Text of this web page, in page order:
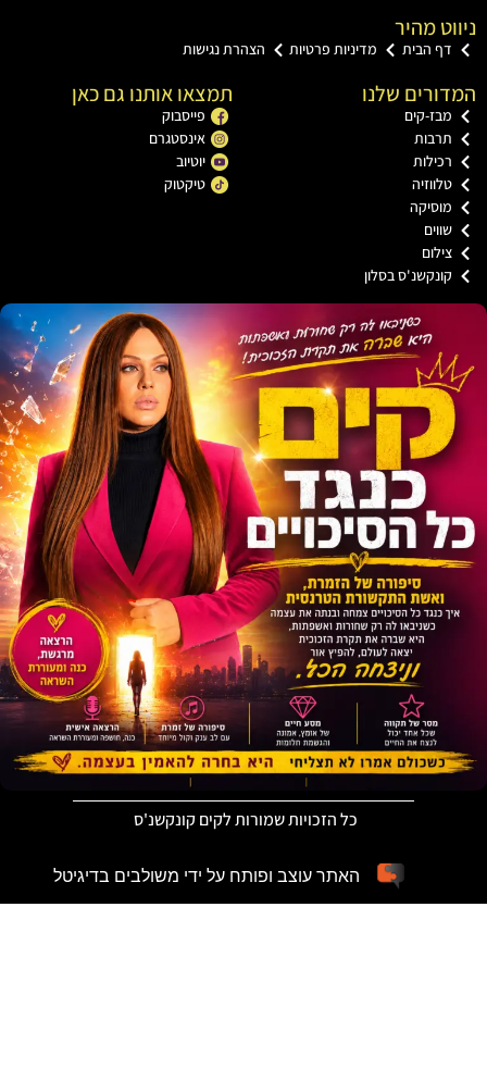
מהיר
הבית מדיניות פרטיות הצהרת נגישות
שלנו
קים
בסלון
תמצאו אותנו גם כאן
פייסבוק
אינסטגרם
יוטיוב
טיקטוק
כל הזכויות שמורות לקים קונקשנ'ס
האתר עוצב ופותח על ידי משולבים בדיגיטל